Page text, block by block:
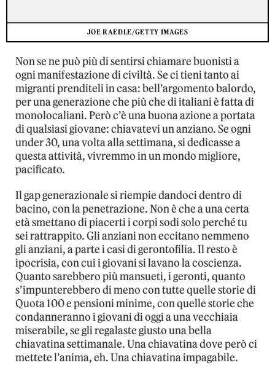
JOE RAEDLE/GETTY IMAGES
Non se ne può più di sentirsi chiamare buonisti a
ogni manifestazione di civiltà. Se ci tieni tanto ai
migranti prenditeli in casa: bell’argomento balordo,
per una generazione che più che di italiani è fatta di
monolocaliani. Però c’è una buona azione a portata
di qualsiasi giovane: chiavatevi un anziano. Se ogni
under 30, una volta alla settimana, si dedicasse a
questa attività, vivremmo in un mondo migliore,
pacificato.
Il gap generazionale si riempie dandoci dentro di
bacino, con la penetrazione. Non è che a una certa
età smettano di piacerti i corpi sodi solo perché tu
sei rattrappito. Gli anziani non eccitano nemmeno
gli anziani, a parte i casi di gerontofilia. Il resto è
ipocrisia, con cui i giovani si lavano la coscienza.
Quanto sarebbero più mansueti, i geronti, quanto
s’impunterebbero di meno con tutte quelle storie di
Quota 100 e pensioni minime, con quelle storie che
condanneranno i giovani di oggi a una vecchiaia
miserabile, se gli regalaste giusto una bella
chiavatina settimanale. Una chiavatina dove però ci
mettete l’anima, eh. Una chiavatina impagabile.